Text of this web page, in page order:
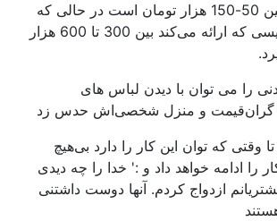
یک روسپی زن بین 50-150 هزار تومان است در حالی که
او برای هر سرویسی که ارائه می‌کند بین 300 تا 600 هزار
را می توان با دیدن لباس های
گران‌قیمت و منزل شخصی‌اش حدس زد
وقتی که توان این کار را دارد بی‌هیچ
را ادامه خواهد داد و :' خدا را چه دیدی
ازدواج کردم. آنها دوست داشتنی